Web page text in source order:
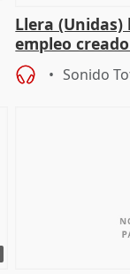
Llera
empleo
"esfumará" al
Sonido